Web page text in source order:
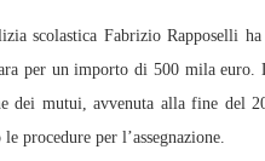
scolastica Fabrizio
per un importo di 500 mila
dei mutui, avvenuta alla fine del
procedure per l’assegnazione.